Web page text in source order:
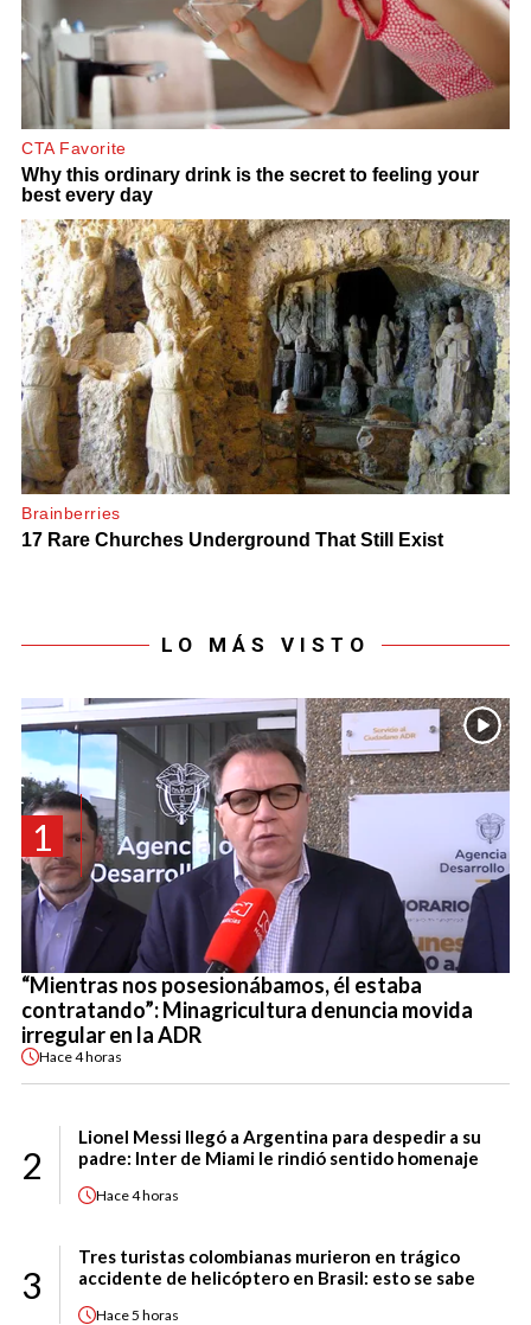
LO MÁS VISTO
1
“Mientras nos posesionábamos, él estaba
contratando”: Minagricultura denuncia movida
irregular en la ADR
Hace4 horas
2
Lionel Messi llegó a Argentina para despedir a su
padre: Inter de Miami le rindió sentido homenaje
Hace4 horas
3
Tres turistas colombianas murieron en trágico
accidente de helicóptero en Brasil: esto se sabe
Hace5 horas